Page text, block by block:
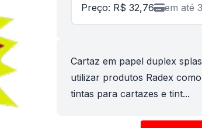
Preço: R$ 32,76 em até
Cartaz em papel duplex
utilizar produtos Radex
tintas para cartazes e tint...